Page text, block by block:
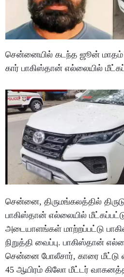
சென்னையில் கடந்த ஜூன் மாதம்
கார் பாகிஸ்தான் எல்லையில்
சென்னை, திருமங்கலத்தில்
பாகிஸ்தான் எல்லையில்
அடையாளங்கள் மாற்றப்பட்டு
நிறுத்தி வைப்பு. பாகிஸ்தான்
சென்னை போலீசார், காரை மீட்டு
45 ஆயிரம் கிலோ மீட்டர்